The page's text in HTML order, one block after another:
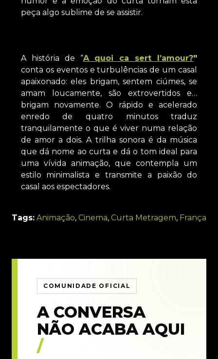
peça algo sublime de se assistir.
A história de “A quoi ca sert l’amour?”
conta os eventos e turbulências de um casal
apaixonado: eles brigam, sentem ciúmes, se
amam loucamente, são extrovertidos e…
brigam novamente. O rápido e acelerado
enredo de quatro minutos traduz
tranquilamente o que é viver numa relação
de amor a dois. A trilha sonora é da música
que dá nome ao curta e dá o tom ideal para
uma vívida animação, que contempla um
estilo minimalista e transmite a paixão do
casal aos espectadores.
Tags: Animação, Cinema, Curta Metragem, França
COMUNIDADE OFICIAL
A CONVERSA
NÃO ACABA AQUI
/